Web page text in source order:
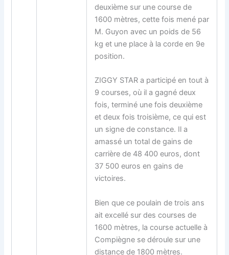
deuxième sur une course de
1600 mètres, cette fois mené par
M. Guyon avec un poids de 56
kg et une place à la corde en 9e
position.
ZIGGY STAR a participé en tout à
9 courses, où il a gagné deux
fois, terminé une fois deuxième
et deux fois troisième, ce qui est
un signe de constance. Il a
amassé un total de gains de
carrière de 48 400 euros, dont
37 500 euros en gains de
victoires.
Bien que ce poulain de trois ans
ait excellé sur des courses de
1600 mètres, la course actuelle à
Compiègne se déroule sur une
distance de 1800 mètres.